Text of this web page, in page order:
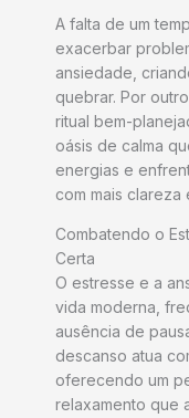
A falta de um
exacerbar
ansiedade,
quebrar. Por
ritual bem-
oásis de calma
energias e
com mais clareza
Combatendo o
Certa
O estresse e a
vida moderna,
ausência de
descanso atua
oferecendo um
relaxamento que